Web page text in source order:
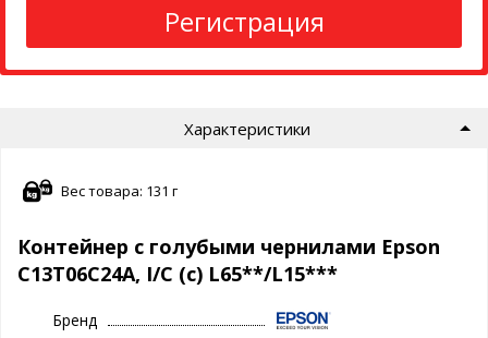
Регистрация
Характеристики
Вес товара: 131 г
Контейнер с голубыми чернилами Epson
C13T06C24A, I/C (c) L65**/L15***
Бренд